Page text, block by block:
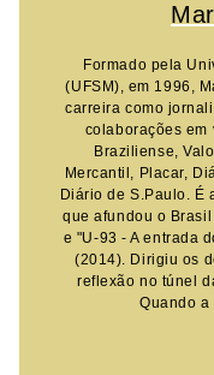
Formado pela
(UFSM), em 1996,
carreira como
colaborações em
Braziliense,
Mercantil, Placar,
Diário de S.Paulo. É
que afundou o
e "U-93 - A entrada
(2014). Dirigiu os
reflexão no túnel
Quando a